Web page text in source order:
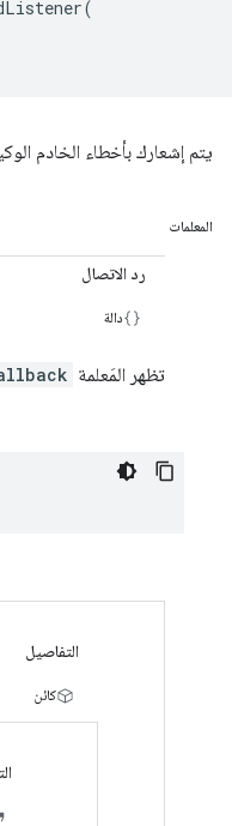
(
يتم إشعارك بأخطاء الخادم
المعلمات
رد الاتصال
دالة
تظهر المَعلمة
التفاصيل
كائن